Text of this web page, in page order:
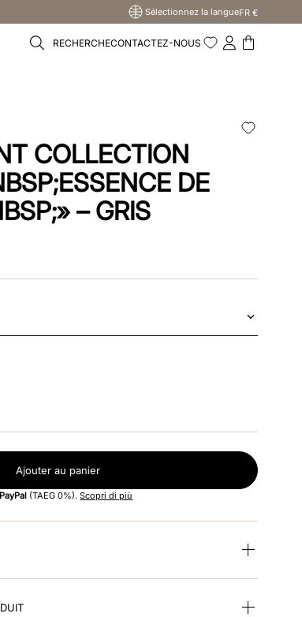
Sélectionnez la langueFR €
RECHERCHECONTACTEZ-NOUS
COLLECTION
DE
– GRIS
Ajouter au panier
PayPal (TAEG 0%).Scopri di più